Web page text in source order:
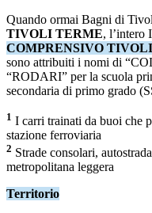
Quando ormai Bagni di
TIVOLI TERME, l’intero
COMPRENSIVO
sono attribuiti i nomi di
“RODARI” per la scuola
secondaria di primo grado
1 I carri trainati da buoi che
stazione ferroviaria
2 Strade consolari,
metropolitana leggera
Territorio